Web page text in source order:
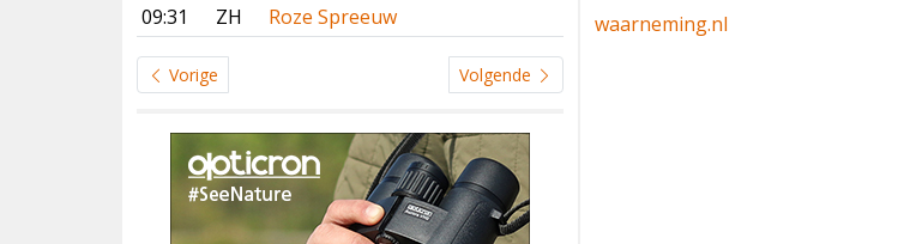
09:31
ZH Roze Spreeuw
Vorige Volgende
waarneming.nl